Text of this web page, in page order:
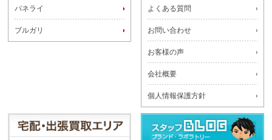
パネライ
ブルガリ
よくある質問
お問い合わせ
お客様の声
会社概要
個人情報保護方針